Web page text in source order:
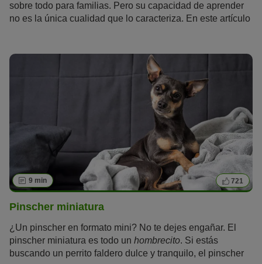
sobre todo para familias. Pero su capacidad de aprender
no es la única cualidad que lo caracteriza. En este artículo
9 min 721
Pinscher miniatura
¿Un pinscher en formato mini? No te dejes engañar. El
pinscher miniatura es todo un hombrecito. Si estás
buscando un perrito faldero dulce y tranquilo, el pinscher